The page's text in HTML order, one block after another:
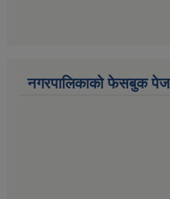
नगरपालिकाको फेसबुक पेज